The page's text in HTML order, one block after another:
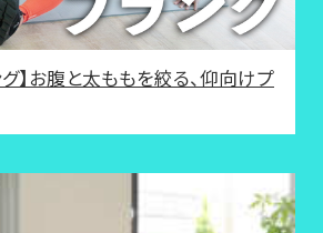
】お腹と太ももを絞る、仰向けプ